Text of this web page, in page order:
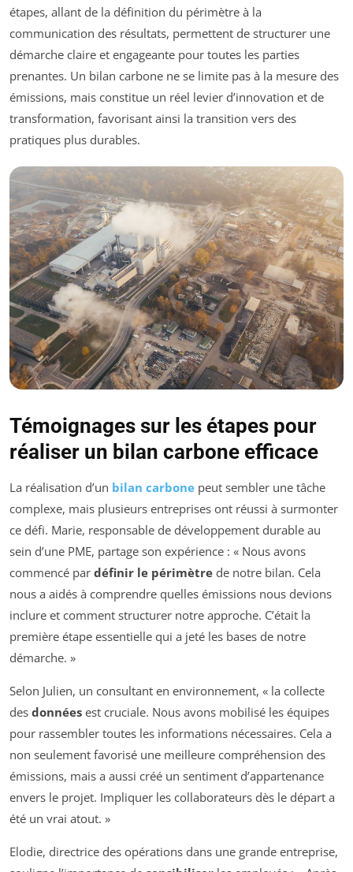
étapes, allant de la définition du périmètre à la
communication des résultats, permettent de structurer une
démarche claire et engageante pour toutes les parties
prenantes. Un bilan carbone ne se limite pas à la mesure des
émissions, mais constitue un réel levier d’innovation et de
transformation, favorisant ainsi la transition vers des
pratiques plus durables.
Témoignages sur les étapes pour
réaliser un bilan carbone efficace
La réalisation d’un bilan carbone peut sembler une tâche
complexe, mais plusieurs entreprises ont réussi à surmonter
ce défi. Marie, responsable de développement durable au
sein d’une PME, partage son expérience : « Nous avons
commencé par définir le périmètre de notre bilan. Cela
nous a aidés à comprendre quelles émissions nous devions
inclure et comment structurer notre approche. C’était la
première étape essentielle qui a jeté les bases de notre
démarche. »
Selon Julien, un consultant en environnement, « la collecte
des données est cruciale. Nous avons mobilisé les équipes
pour rassembler toutes les informations nécessaires. Cela a
non seulement favorisé une meilleure compréhension des
émissions, mais a aussi créé un sentiment d’appartenance
envers le projet. Impliquer les collaborateurs dès le départ a
été un vrai atout. »
Elodie, directrice des opérations dans une grande entreprise,